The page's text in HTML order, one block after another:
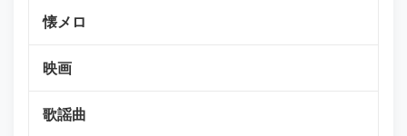
懐メロ
映画
歌謡曲